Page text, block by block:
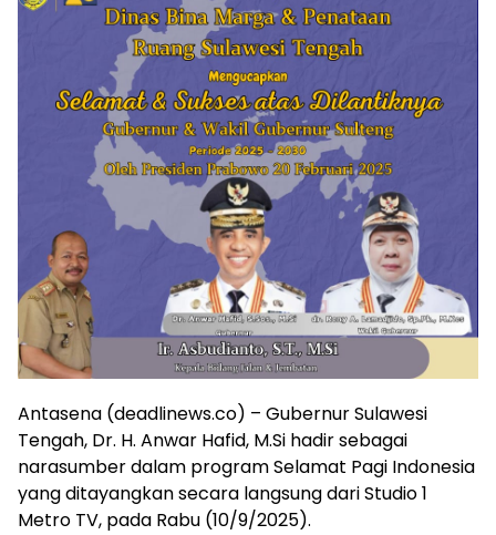
Antasena (deadlinews.co) – Gubernur Sulawesi
Tengah, Dr. H. Anwar Hafid, M.Si hadir sebagai
narasumber dalam program Selamat Pagi Indonesia
yang ditayangkan secara langsung dari Studio 1
Metro TV, pada Rabu (10/9/2025).